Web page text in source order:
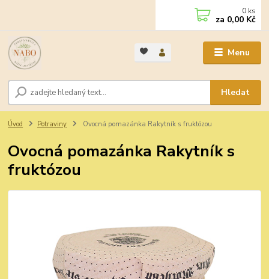
Menu
Hledat
0 ks
za 0,00 Kč
Úvod Potraviny Ovocná pomazánka Rakytník s fruktózou
Ovocná pomazánka Rakytník s
fruktózou